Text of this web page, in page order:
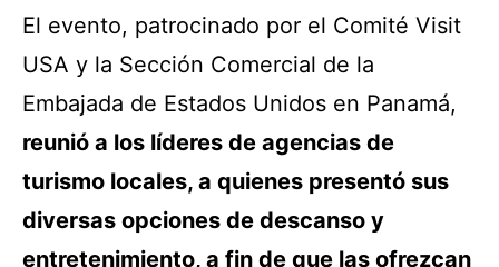
El evento, patrocinado por el Comité Visit
USA y la Sección Comercial de la
Embajada de Estados Unidos en Panamá,
reunió a los líderes de agencias de
turismo locales, a quienes presentó sus
diversas opciones de descanso y
entretenimiento, a fin de que las ofrezcan